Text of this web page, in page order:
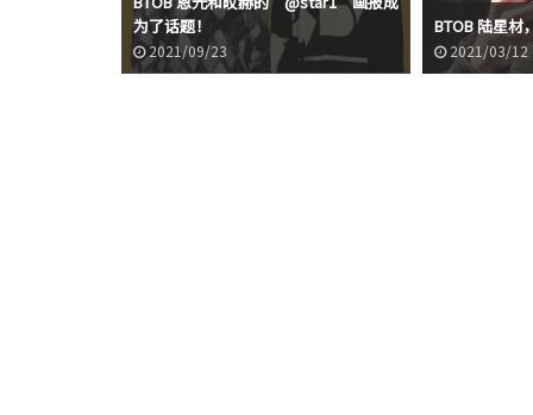
为了话题！
2021/09/23
BTOB 陆星材
2021/03/12